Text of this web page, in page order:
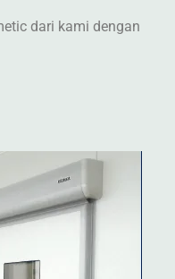
dari kami dengan